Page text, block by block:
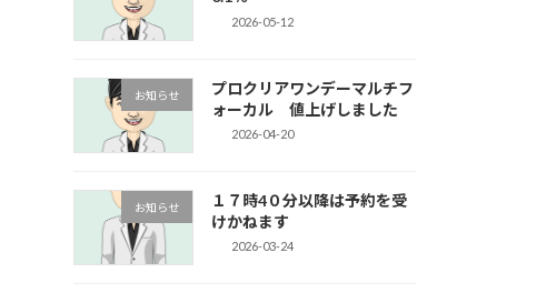
2026-05-12
お知らせ
プロクリアワンデーマルチフ
ォーカル 値上げしました
2026-04-20
お知らせ
１７時4０分以降は予約を受
けかねます
2026-03-24